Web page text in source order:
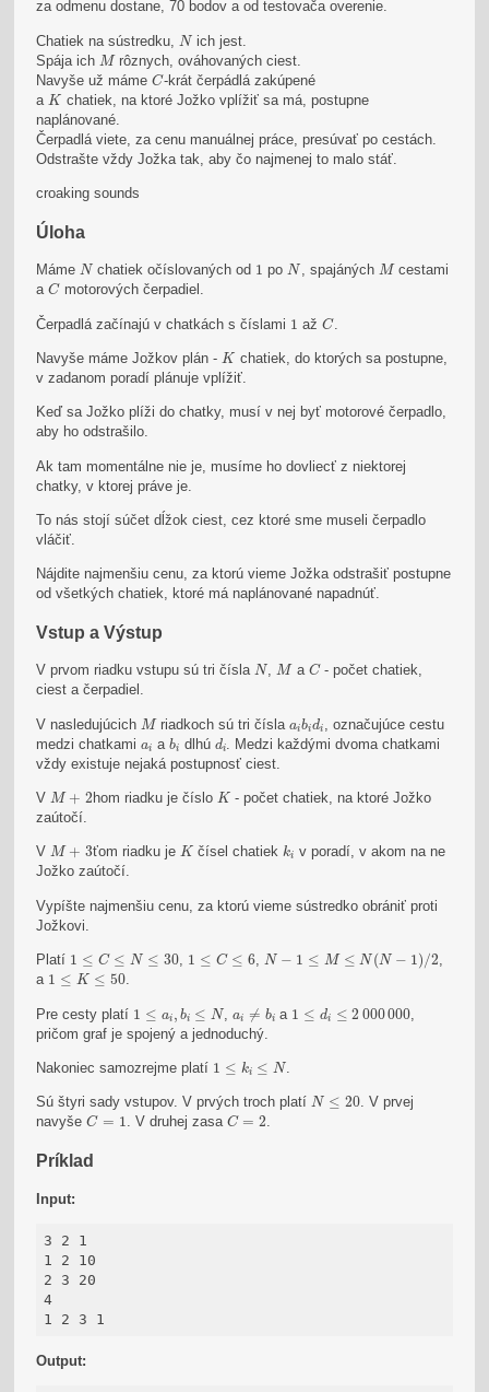
za odmenu dostane, 70 bodov a od testovača overenie.
Chatiek na sústredku, N
N ich jest.
Spája ich M
Mrôznych, ováhovaných ciest.
Navyše už mámeC
C-krát čerpádlá zakúpené
a K
K chatiek, na ktoré Jožko vplížiť sa má, postupne
naplánované.
Čerpadlá viete, za cenu manuálnej práce, presúvať po cestách.
Odstrašte vždy Jožka tak, aby čo najmenej to malo stáť.
croaking sounds
Úloha
MámeN
N chatiek očíslovaných od 1
1 poN
N , spajáných M
Mcestami
aC
Cmotorových čerpadiel.
Čerpadlá začínajú v chatkách s číslami 1
1 ažC
C.
Navyše máme Jožkov plán - K
K chatiek, do ktorých sa postupne,
v zadanom poradí plánuje vplížiť.
Keď sa Jožko plíži do chatky, musí v nej byť motorové čerpadlo,
aby ho odstrašilo.
Ak tam momentálne nie je, musíme ho dovliecť z niektorej
chatky, v ktorej práve je.
To nás stojí súčet dĺžok ciest, cez ktoré sme museli čerpadlo
vláčiť.
Nájdite najmenšiu cenu, za ktorú vieme Jožka odstrašiť postupne
od všetkých chatiek, ktoré má naplánované napadnúť.
Vstup a Výstup
V prvom riadku vstupu sú tri číslaN
N,M
Ma C
C- počet chatiek,
ciest a čerpadiel.
V nasledujúcich M
Mriadkoch sú tri číslaaibidi
b d
, označujúce cestu
medzi chatkamiai
a i abi
b dlhú di
d
. Medzi každými dvoma chatkami
vždy existuje nejaká postupnosť ciest.
VM + 2
M+ 2 hom riadku je číslo K
K - počet chatiek, na ktoré Jožko
zaútočí.
VM + 3
M+ 3 ťom riadku je K
K čísel chatiekki
k
v poradí, v akom na ne
Jožko zaútočí.
Vypíšte najmenšiu cenu, za ktorú vieme sústredko obrániť proti
Jožkovi.
Platí 1 ≤ C ≤ N ≤ 30
1 ≤C ≤N≤ 30 , 1 ≤ C ≤ 6
1 ≤C ≤6 , N − 1 ≤ M ≤ N (N − 1)/2
N− ≤M ≤ N (N − 1) /2
,
a 1 ≤ K ≤ 50
1 ≤K ≤50 .
Pre cesty platí 1 ≤ ai , bi ≤ N
1 ≤a ≤ N ,ai ≠ bi
b a 1 ≤ di ≤ 2 000000
1 ≤d ≤ 000000
,
pričom graf je spojený a jednoduchý.
Nakoniec samozrejme platí 1 ≤ ki ≤ N
1 ≤k ≤ N .
Sú štyri sady vstupov. V prvých troch platíN ≤ 20
N≤ 20
. V prvej
navyšeC = 1
C= 1 . V druhej zasa C = 2
C= .
Príklad
Input:
3 2 1
1 2 10
2 3 20
4
1 2 3 1
Output: